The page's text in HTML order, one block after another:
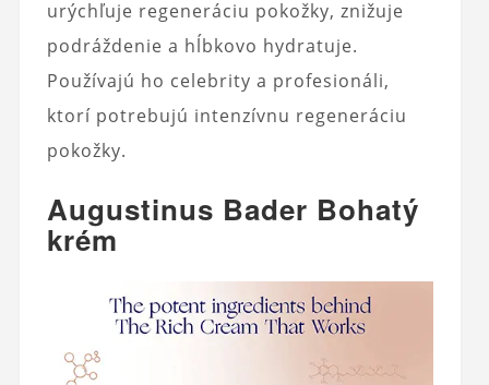
urýchľuje regeneráciu pokožky, znižuje
podráždenie a hĺbkovo hydratuje.
Používajú ho celebrity a profesionáli,
ktorí potrebujú intenzívnu regeneráciu
pokožky.
Augustinus Bader Bohatý
krém